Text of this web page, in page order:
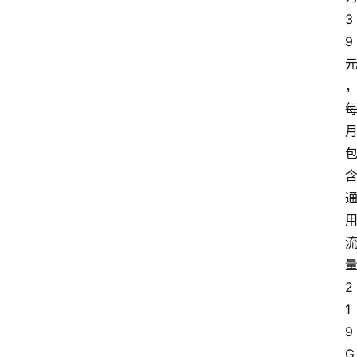
3
9
元
，
每
月
包
含
通
用
流
量
2
1
9
G